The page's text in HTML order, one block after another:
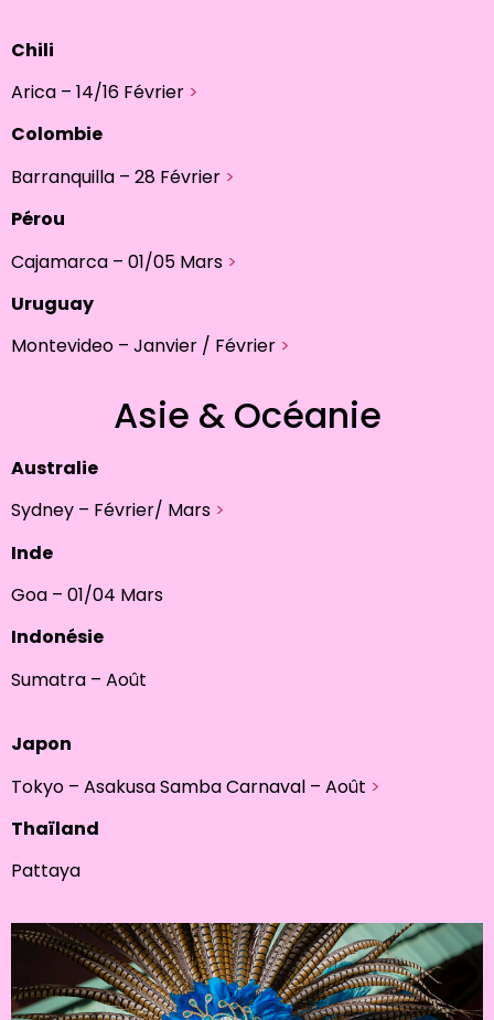
Chili
Arica – 14/16 Février >
Colombie
Barranquilla – 28 Février >
Pérou
Cajamarca – 01/05 Mars >
Uruguay
Montevideo – Janvier / Février >
Asie & Océanie
Australie
Sydney – Février/ Mars >
Inde
Goa – 01/04 Mars
Indonésie
Sumatra – Août
Japon
Tokyo – Asakusa Samba Carnaval – Août >
Thaïland
Pattaya